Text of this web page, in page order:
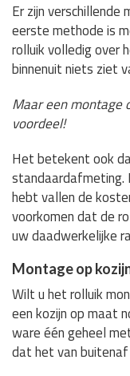
Er zijn verschillende
eerste methode is
rolluik volledig over
binnenuit niets ziet
Maar een montage
voordeel!
Het betekent ook
standaardafmeting.
hebt vallen de
voorkomen dat de
uw daadwerkelijke
Montage op
Wilt u het rolluik
een kozijn op maat
ware één geheel
dat het van